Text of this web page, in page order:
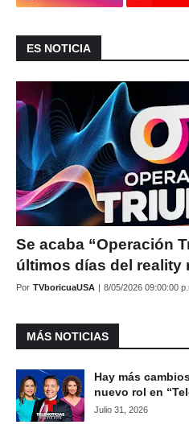
ES NOTICIA
Se acaba “Operación
últimos días del reality
Por TVboricuaUSA | 8/05/2026 09:00:00
MÁS NOTICIAS
Hay más
nuevo rol en
Julio 31, 2026